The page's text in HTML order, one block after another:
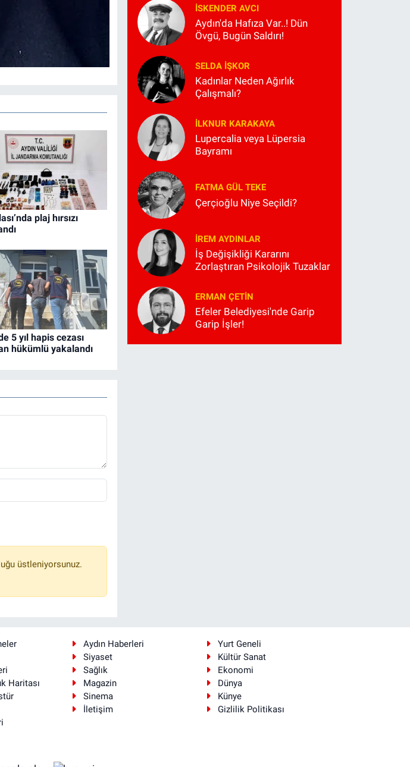
plaj hırsızı
5 yıl hapis cezası
hükümlü yakalandı
üstleniyorsunuz.
İSKENDER AVCI
Aydın'da Hafıza Var..! Dün
Övgü, Bugün Saldırı!
SELDA İŞKOR
Kadınlar Neden Ağırlık
Çalışmalı?
İLKNUR KARAKAYA
Lupercalia veya Lüpersia
Bayramı
FATMA GÜL TEKE
Çerçioğlu Niye Seçildi?
İREM AYDINLAR
İş Değişikliği Kararını
Zorlaştıran Psikolojik Tuzaklar
ERMAN ÇETIN
Efeler Belediyesi'nde Garip
Garip İşler!
Haritası
Aydın Haberleri
Yurt Geneli
Siyaset
Kültür Sanat
Sağlık
Ekonomi
Magazin
Dünya
Sinema
Künye
İletişim
Gizlilik Politikası